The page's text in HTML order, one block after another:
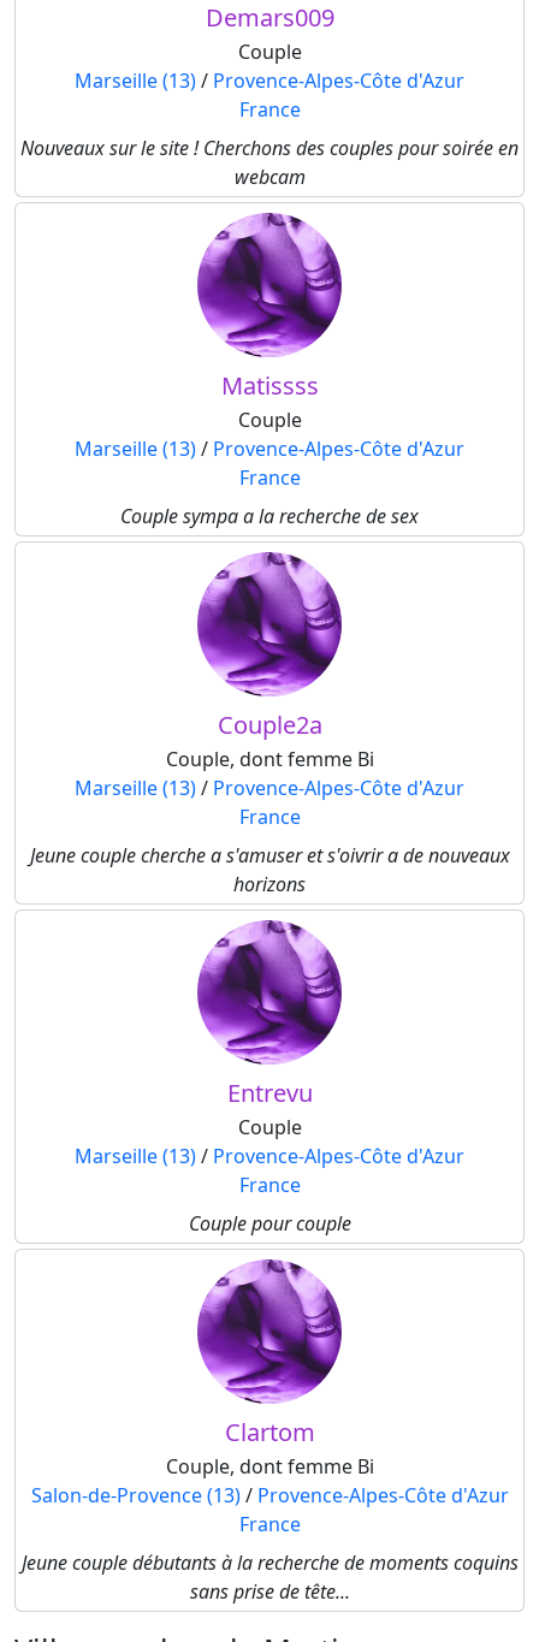
Demars009
Couple
Marseille (13)/ Provence-Alpes-Côte d'Azur
France
Nouveaux sur le site ! Cherchons des couples pour soirée en
webcam
Matissss
Couple
Marseille (13)/ Provence-Alpes-Côte d'Azur
France
Couple sympa a la recherche de sex
Couple2a
Couple, dont femme Bi
Marseille (13)/ Provence-Alpes-Côte d'Azur
France
Jeune couple cherche a s'amuser et s'oivrir a de nouveaux
horizons
Entrevu
Couple
Marseille (13)/ Provence-Alpes-Côte d'Azur
France
Couple pour couple
Clartom
Couple, dont femme Bi
Salon-de-Provence (13)/ Provence-Alpes-Côte d'Azur
France
Jeune couple débutants à la recherche de moments coquins
sans prise de tête...